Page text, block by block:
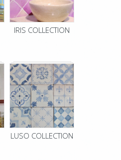
IRIS COLLECTION
LUSO COLLECTION